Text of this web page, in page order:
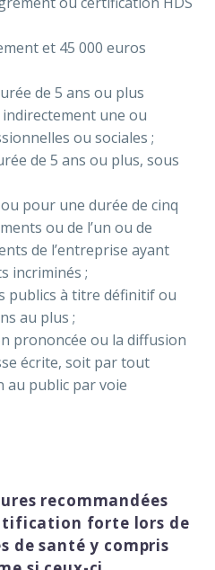
et 45 000 euros
de 5 ans ou plus
une ou
ou sociales ;
de 5 ans ou plus, sous
pour une durée de cinq
ou de l’un ou de
de l’entreprise ayant
incriminés ;
publics à titre définitif ou
au plus ;
prononcée ou la diffusion
écrite, soit par tout
au public par voie
recommandées
forte lors de
de santé y compris